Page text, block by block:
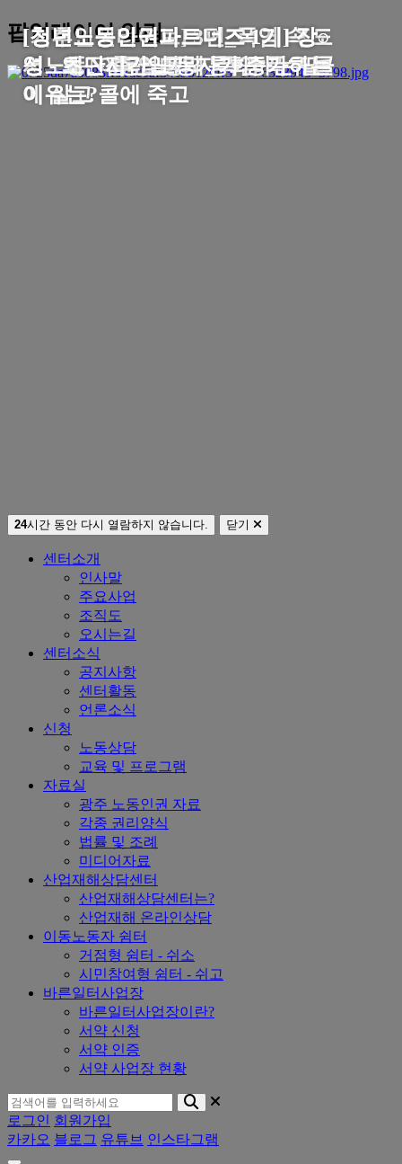
팝업레이어 알림
24시간 동안 다시 열람하지 않습니다. 닫기
센터소개
인사말
주요사업
조직도
오시는길
센터소식
공지사항
센터활동
언론소식
신청
노동상담
교육 및 프로그램
자료실
광주 노동인권 자료
각종 권리양식
법률 및 조례
미디어자료
산업재해상담센터
산업재해상담센터는?
산업재해 온라인상담
이동노동자 쉼터
거점형 쉼터 - 쉬소
시민참여형 쉼터 - 쉬고
바른일터사업장
바른일터사업장이란?
서약 신청
서약 인증
서약 사업장 현황
로그인
회원가입
카카오 블로그 유튜브 인스타그램
[기후인권라이브] 3편_폭염 속 도
시노동_이동노동자_폭염 폭우 콜
에 살고 콜에 죽고
[청년노동인권파트너즈 1기] 강○
영 - 퇴근 후 엄마와 통화하는 딸
[청년노동인권파트너즈 1기] 강○
영 - 왜 N잡러일까?
[청년노동인권파트너즈 1기] 장○
성 - 초단시간 노동자가 증가하는
이유는?